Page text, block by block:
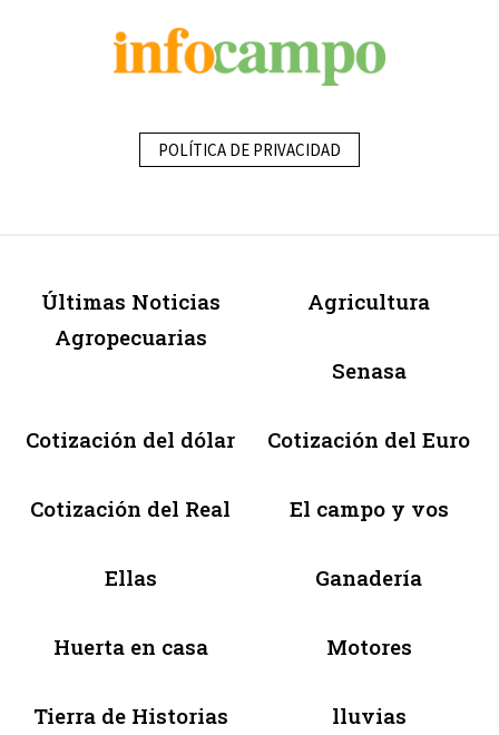
POLÍTICA DE PRIVACIDAD
Últimas Noticias
Agropecuarias
Agricultura
Senasa
Cotización del dólar Cotización del Euro
Cotización del Real El campo y vos
Ellas Ganadería
Huerta en casa Motores
Tierra de Historias lluvias